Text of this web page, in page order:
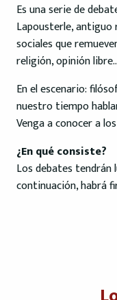
Es una serie de
Lapousterle, antiguo
sociales que
religión, opinión
En el escenario:
nuestro tiempo
Venga a conocer a
¿En qué consiste?
Los debates tendrán
continuación, habrá